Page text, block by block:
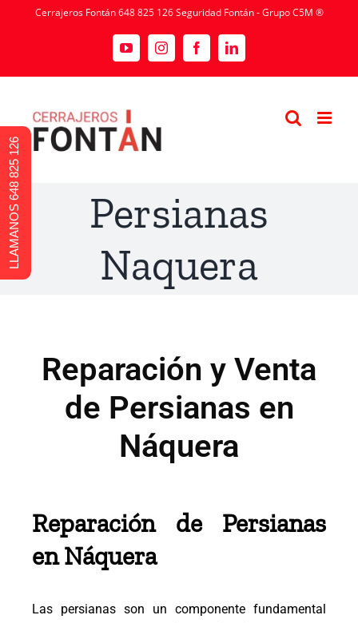
Cerrajeros Fontán 648 825 126 Seguridad Fontán - Grupo C5M ®
Persianas
Naquera
Reparación y Venta
de Persianas en
Náquera
Reparación de Persianas
en Náquera
Las persianas son un componente fundamental
LLAMANOS 648 825 126